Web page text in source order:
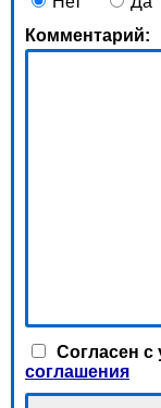
Комментарий:
Согласен с
соглашения